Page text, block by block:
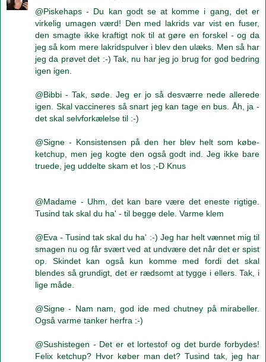
@Piskehaps - Du kan godt se at komme i gang, det er
virkelig umagen værd! Den med lakrids var vist en fuser,
den smagte ikke kraftigt nok til at gøre en forskel - og da
jeg så kom mere lakridspulver i blev den ulæks. Men så har
jeg da prøvet det :-) Tak, nu har jeg jo brug for god bedring
igen igen.
@Bibbi - Tak, søde. Jeg er jo så desværre nede allerede
igen. Skal vaccineres så snart jeg kan tage en bus. Åh, ja -
det skal selvforkælelse til :-)
@Signe - Konsistensen på den her blev helt som købe-
ketchup, men jeg kogte den også godt ind. Jeg ikke bare
truede, jeg uddelte skam et los ;-D Knus
@Madame - Uhm, det kan bare være det eneste rigtige.
Tusind tak skal du ha' - til begge dele. Varme klem
@Eva - Tusind tak skal du ha' :-) Jeg har helt vænnet mig til
smagen nu og får svært ved at undvære det når det er spist
op. Skindet kan også kun komme med fordi det skal
blendes så grundigt, det er rædsomt at tygge i ellers. Tak, i
lige måde.
@Signe - Nam nam, god ide med chutney på mirabeller.
Også varme tanker herfra :-)
@Sushistegen - Det er et lortestof og det burde forbydes!
Felix ketchup? Hvor køber man det? Tusind tak, jeg har